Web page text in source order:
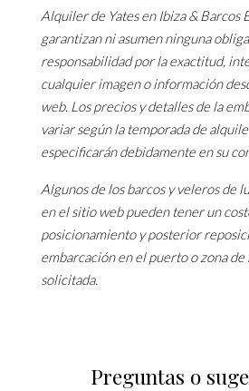
Alquiler de Yates en Ibiza & Barcos
garantizan ni asumen ninguna
responsabilidad por la exactitud,
cualquier imagen o información
web. Los precios y detalles de la
variar según la temporada de
especificarán debidamente en su
Algunos de los barcos y veleros de
en el sitio web pueden tener un
posicionamiento y posterior
embarcación en el puerto o zona de
solicitada.
Preguntas o